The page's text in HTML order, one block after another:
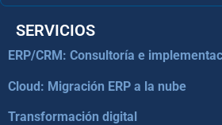
SERVICIOS
ERP/CRM: Consultoría e
Cloud: Migración ERP a la nube
Transformación digital